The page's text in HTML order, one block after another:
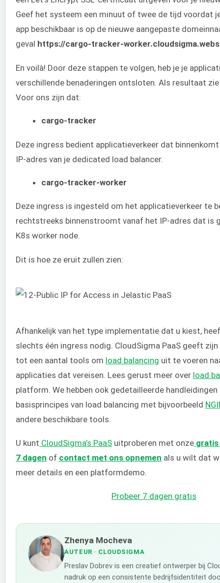
Geef het systeem een minuut of twee de tijd voordat
app beschikbaar is op de nieuwe aangepaste
geval https://cargo-tracker-
En voilà! Door deze stappen te volgen, heb je je
verschillende benaderingen ontsloten. Als resultaat
Voor ons zijn dat:
cargo-tracker
Deze ingress bedient applicatieverkeer dat
IP-adres van je dedicated load balancer.
cargo-tracker-worker
Deze ingress is ingesteld om het applicatieverkeer te
rechtstreeks binnenstroomt vanaf het IP-adres dat is
K8s worker node.
Dit is hoe ze eruit zullen zien:
Afhankelijk van het type implementatie dat u kiest,
slechts één ingress nodig. CloudSigma PaaS geeft
tot een aantal tools om load balancing uit te voeren
applicaties dat vereisen. Lees gerust meer over load
platform. We hebben ook gedetailleerde handleidingen
basisprincipes van load balancing met bijvoorbeeld
andere beschikbare tools.
U kunt CloudSigma’s PaaS uitproberen met onze
7 dagen of contact met ons opnemen als u wilt dat
meer details en een platformdemo.
Probeer 7 dagen gratis
Zhenya Mocheva
AUTEUR · CLOUDSIGMA
Preslav Dobrev is een creatief ontwerper bij
nadruk op een consistente bedrijfsidentiteit